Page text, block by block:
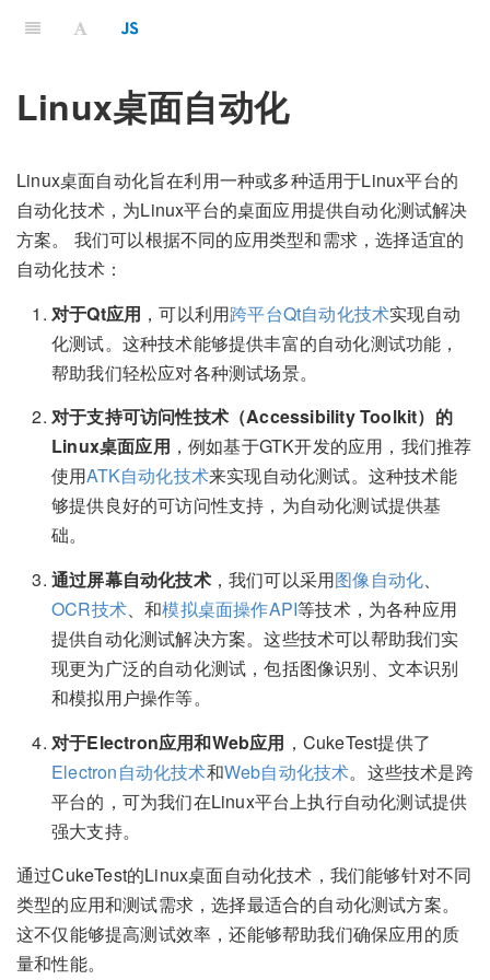
Linux桌面自动化
Linux桌面自动化旨在利用一种或多种适用于Linux平台的
自动化技术，为Linux平台的桌面应用提供自动化测试解决
方案。 我们可以根据不同的应用类型和需求，选择适宜的
自动化技术：
对于Qt应用 ，可以利用跨平台Qt自动化技术实现自动
化测试。这种技术能够提供丰富的自动化测试功能，
帮助我们轻松应对各种测试场景。
对于支持可访问性技术（Accessibility Toolkit）的
Linux桌面应用 ，例如基于GTK开发的应用，我们推荐
使用ATK自动化技术来实现自动化测试。这种技术能
够提供良好的可访问性支持，为自动化测试提供基
础。
通过屏幕自动化技术，我们可以采用图像自动化、
OCR技术、和模拟桌面操作API等技术，为各种应用
提供自动化测试解决方案。这些技术可以帮助我们实
现更为广泛的自动化测试，包括图像识别、文本识别
和模拟用户操作等。
对于Electron应用和Web应用 ，CukeTest提供了
Electron自动化技术和Web自动化技术。这些技术是跨
平台的，可为我们在Linux平台上执行自动化测试提供
强大支持。
通过CukeTest的Linux桌面自动化技术，我们能够针对不同
类型的应用和测试需求，选择最适合的自动化测试方案。
这不仅能够提高测试效率，还能够帮助我们确保应用的质
量和性能。